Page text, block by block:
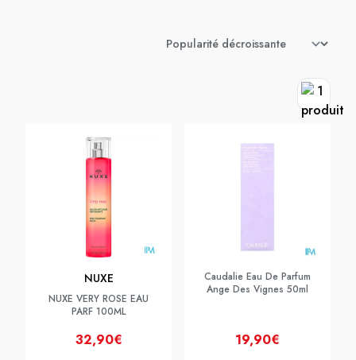
NUXE
NUXE VERY ROSE EAU
PARF 100ML
32,90€
Caudalie Eau De Parfum
Ange Des Vignes 50ml
19,90€